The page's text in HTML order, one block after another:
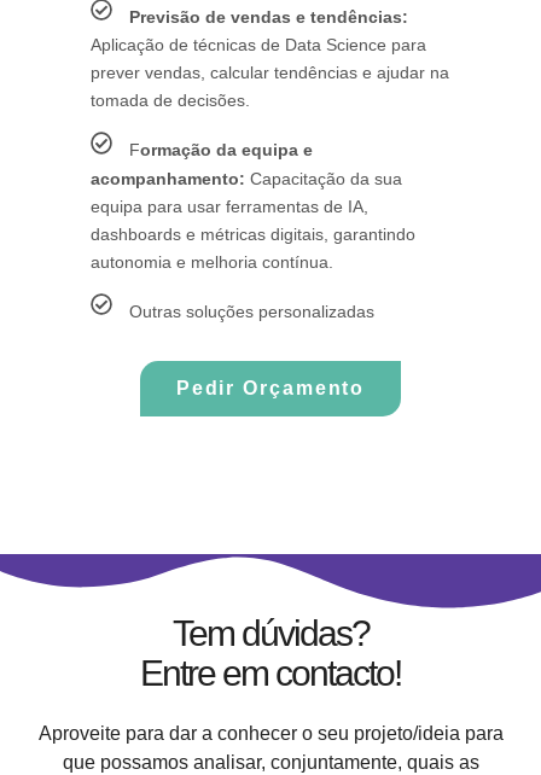
Previsão de vendas e tendências:
Aplicação de técnicas de Data Science para
prever vendas, calcular tendências e ajudar na
tomada de decisões.
Formação da equipa e
acompanhamento: Capacitação da sua
equipa para usar ferramentas de IA,
dashboards e métricas digitais, garantindo
autonomia e melhoria contínua.
Outras soluções personalizadas
Pedir Orçamento
Tem dúvidas?
Entre em contacto!
Aproveite para dar a conhecer o seu projeto/ideia para
que possamos analisar, conjuntamente, quais as